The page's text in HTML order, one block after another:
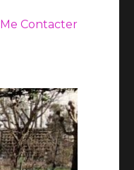
Me Contacter